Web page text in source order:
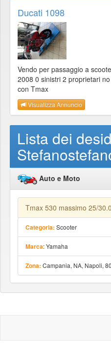
Ducati 1098
Vendo per passaggio a
2008 0 sinistri 2 proprietari
con Tmax
Visualizza Annuncio
Lista dei
Auto e Moto
Tmax 530 massimo 25/
Categoria: Scooter
Marca: Yamaha
Zona: Campania, NA, Napoli,